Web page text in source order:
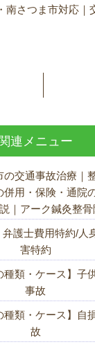
南さつま市対応｜
関連メニュー
の交通事故治療｜
併用・保険・通院
｜アーク鍼灸整骨
弁護士費用特約/人
害特約
種類・ケース】子
事故
種類・ケース】自
故